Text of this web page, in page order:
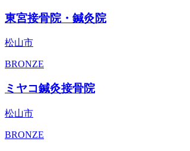
東宮接骨院・鍼灸院
松山市
BRONZE
ミヤコ鍼灸接骨院
松山市
BRONZE